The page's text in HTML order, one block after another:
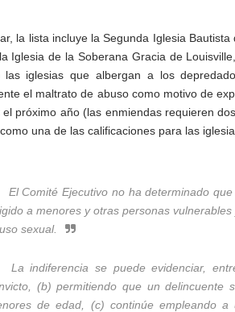
la lista incluye la Segunda Iglesia
Iglesia de la Soberana Gracia de
las iglesias que albergan a los
el maltrato de abuso como motivo de
próximo año (las enmiendas requieren
una de las calificaciones para las
El Comité Ejecutivo no ha determinado
a menores y otras personas
sexual.
La indiferencia se puede evidenciar,
(b) permitiendo que un delincuente
de edad, (c) continúe empleando